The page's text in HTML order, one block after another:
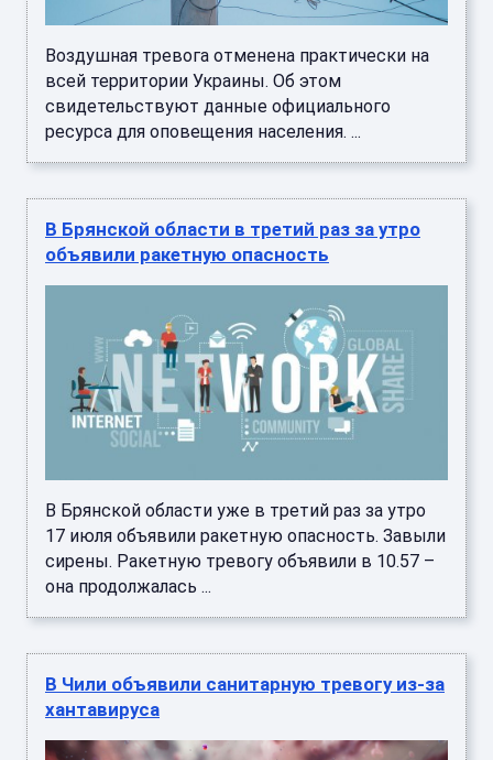
Воздушная тревога отменена практически на
всей территории Украины. Об этом
свидетельствуют данные официального
ресурса для оповещения населения. ...
В Брянской области в третий раз за утро
объявили ракетную опасность
В Брянской области уже в третий раз за утро
17 июля объявили ракетную опасность. Завыли
сирены. Ракетную тревогу объявили в 10.57 –
она продолжалась ...
В Чили объявили санитарную тревогу из-за
хантавируса